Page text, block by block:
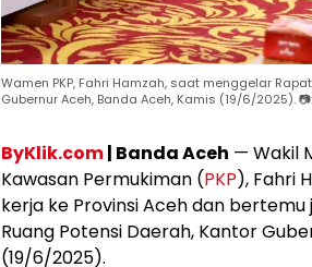
Wamen PKP, Fahri Hamzah, saat menggelar
Gubernur Aceh, Banda Aceh, Kamis (19/6/2025).
ByKlik.com| Banda Aceh — Wakil
Kawasan Permukiman (PKP), Fahri
kerja ke Provinsi Aceh dan
Ruang Potensi Daerah, Kantor
(19/6/2025).